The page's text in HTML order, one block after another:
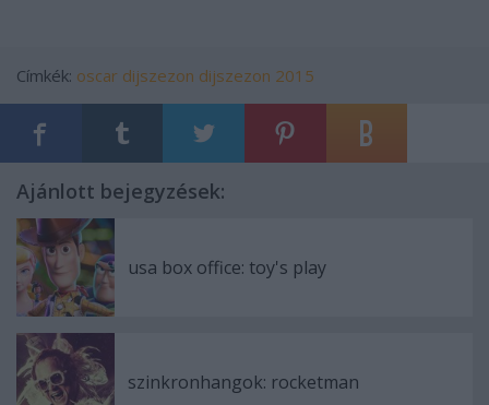
Címkék: oscar dijszezon dijszezon 2015
Ajánlott bejegyzések:
usa box office: toy's play
szinkronhangok: rocketman